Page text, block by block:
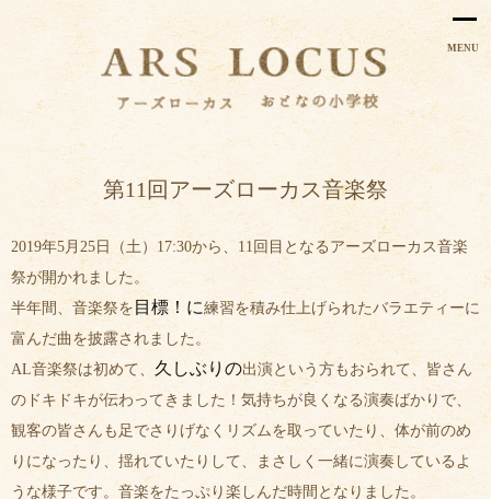
MENU
第11回アーズローカス音楽祭
2019年5月25日（土）17:30から、11回目となるアーズローカス音楽
祭が開かれました。
半年間、音楽祭を 目標！に練習を積み仕上げられたバラエティーに
富んだ曲を披露されました。
AL音楽祭は初めて、 久しぶりの出演という方もおられて、皆さん
のドキドキが伝わってきました！気持ちが良くなる演奏ばかりで、
観客の皆さんも足でさりげなくリズムを取っていたり、体が前のめ
りになったり、揺れていたりして、まさしく一緒に演奏しているよ
うな様子です。音楽をたっぷり楽しんだ時間となりました。